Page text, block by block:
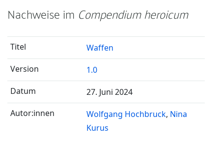
Nachweise im Compendium heroicum
Waffen
1.0
27. Juni 2024
Wolfgang Hochbruck Nina
Kurus